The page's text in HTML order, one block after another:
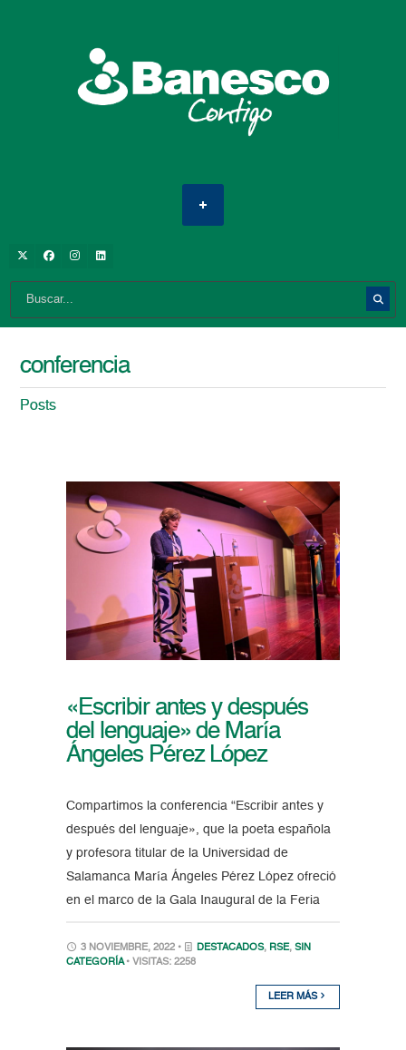
conferencia
Posts
«Escribir antes y después
del lenguaje» de María
Ángeles Pérez López
Compartimos la conferencia “Escribir antes y
después del lenguaje», que la poeta española
y profesora titular de la Universidad de
Salamanca María Ángeles Pérez López ofreció
en el marco de la Gala Inaugural de la Feria
3 NOVIEMBRE, 2022 • DESTACADOS, RSE, SIN
CATEGORÍA • VISITAS: 2258
LEER MÁS